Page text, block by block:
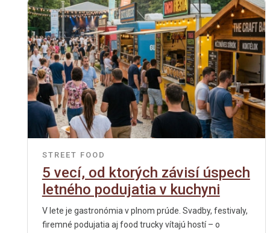
STREET FOOD
5 vecí, od ktorých závisí úspech
letného podujatia v kuchyni
V lete je gastronómia v plnom prúde. Svadby, festivaly,
firemné podujatia aj food trucky vítajú hostí – o